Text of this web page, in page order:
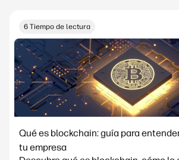
6 Tiempo de lectura
Qué es blockchain: guía para
tu empresa